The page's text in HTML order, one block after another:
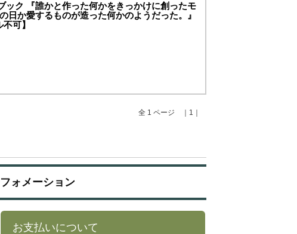
ック 『誰かと作った何かをきっかけに創ったモ
日か愛するものが造った何かのようだった。』
可】
全 1 ページ ｜1｜
ォメーション
お支払いについて